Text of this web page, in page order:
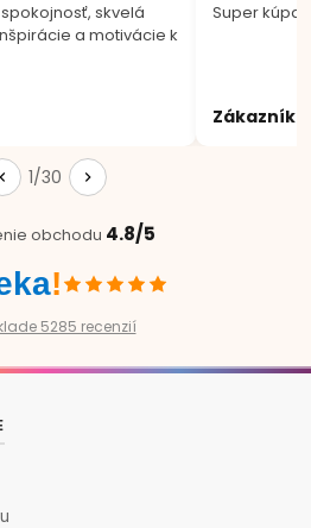
skvelá
a motivácie k
Super
Zákazník
1/30
obchodu 4.8/5
!
5285 recenzií